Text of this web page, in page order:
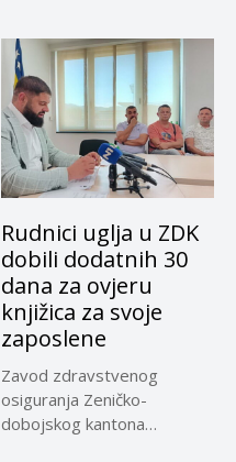
Rudnici uglja u ZDK
dobili dodatnih 30
dana za ovjeru
knjižica za svoje
zaposlene
Zavod zdravstvenog
osiguranja Zeničko-
dobojskog kantona